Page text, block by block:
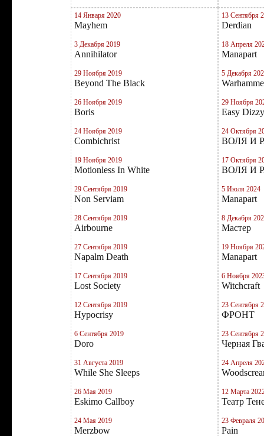
14 Января 2020
Mayhem
3 Декабря 2019
Annihilator
29 Ноября 2019
Beyond The Black
26 Ноября 2019
Boris
24 Ноября 2019
Combichrist
19 Ноября 2019
Motionless In White
29 Сентября 2019
Non Serviam
28 Сентября 2019
Airbourne
27 Сентября 2019
Napalm Death
17 Сентября 2019
Lost Society
12 Сентября 2019
Hypocrisy
6 Сентября 2019
Doro
31 Августа 2019
While She Sleeps
26 Мая 2019
Eskimo Callboy
24 Мая 2019
Merzbow
13 Сентября
Derdian
18 Апреля
Manapart
5 Декабря
29 Ноября
Easy Dizzy
24 Октября
ВОЛЯ И
17 Октября
ВОЛЯ И
5 Июля 2024
Manapart
8 Декабря
Мастер
19 Ноября
Manapart
6 Ноября
Witchcraft
23 Сентября
ФРОНТ
23 Сентября
Черная
24 Апреля
12 Марта
Театр
23 Февраля
Pain